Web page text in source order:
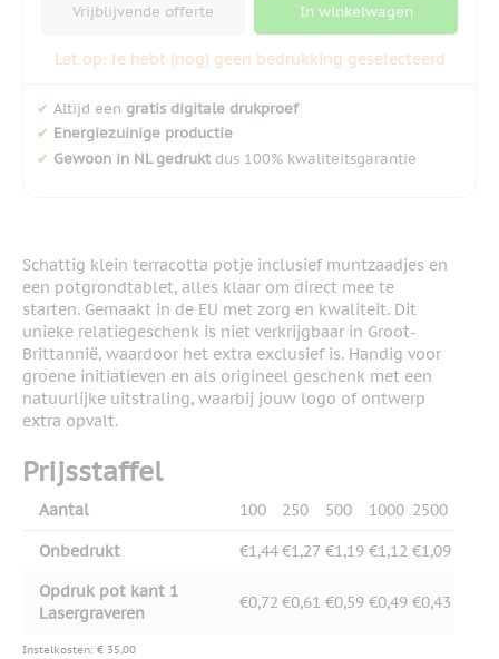
Vrijblijvende offerte In winkelwagen
Let op: Je hebt (nog) geen bedrukking geselecteerd
✔ Altijd een gratis digitale drukproef
✔ Energiezuinige productie
✔ Gewoon in NL gedruktdus 100% kwaliteitsgarantie
Schattig klein terracotta potje inclusief muntzaadjes en
een potgrondtablet, alles klaar om direct mee te
starten. Gemaakt in de EU met zorg en kwaliteit. Dit
unieke relatiegeschenk is niet verkrijgbaar in Groot-
Brittannië, waardoor het extra exclusief is. Handig voor
groene initiatieven en als origineel geschenk met een
natuurlijke uitstraling, waarbij jouw logo of ontwerp
extra opvalt.
Prijsstaffel
Aantal 100 250 500 1000 2500
Onbedrukt €1,44€1,27 €1,19 €1,12 €1,09
Opdruk pot kant 1
Lasergraveren
€0,72 €0,61 €0,59 €0,49 €0,43
Instelkosten: € 35,00